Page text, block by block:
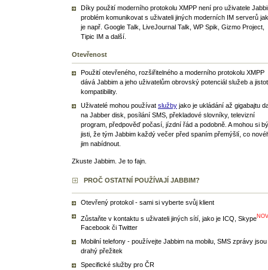
Díky použití moderního protokolu XMPP není pro uživatele
problém komunikovat s uživateli jiných moderních IM serverů
je např. Google Talk, LiveJournal Talk, WP Spik, Gizmo Project,
Tipic IM a další.
Otevřenost
Použití otevřeného, rozšiřitelného a moderního protokolu XMPP
dává Jabbim a jeho uživatelům obrovský potenciál služeb a
kompatibility.
Uživatelé mohou používat služby jako je ukládání až gigabajtu
na Jabber disk, posílání SMS, překladové slovníky, televizní
program, předpověď počasí, jízdní řád a podobně. A mohou si
jisti, že tým Jabbim každý večer před spaním přemýšlí, co
jim nabídnout.
Zkuste Jabbim. Je to fajn.
PROČ OSTATNÍ POUŽÍVAJÍ JABBIM?
Otevřený protokol - sami si vyberte svůj klient
Zůstaňte v kontaktu s uživateli jiných sítí, jako je ICQ, Skype
Facebook či Twitter
Mobilní telefony - používejte Jabbim na mobilu, SMS zprávy jsou
drahý přežitek
Specifické služby pro ČR